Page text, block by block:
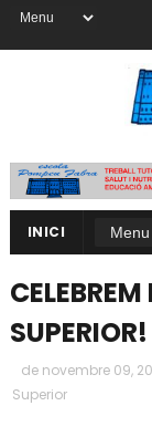
INICI
SUPERIOR!
de novembre 09,
Superior